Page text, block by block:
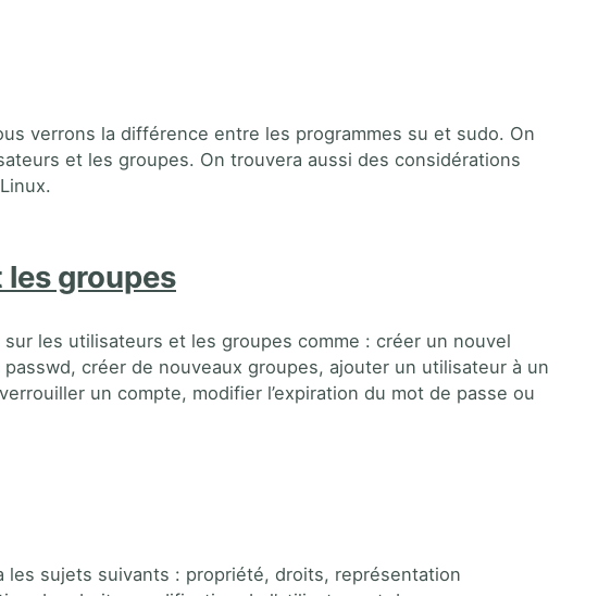
verrons la différence entre les programmes su et sudo. On
et les groupes. On trouvera aussi des considérations
groupes
les utilisateurs et les groupes comme : créer un nouvel
créer de nouveaux groupes, ajouter un utilisateur à un
un compte, modifier l’expiration du mot de passe ou
les sujets suivants : propriété, droits, représentation